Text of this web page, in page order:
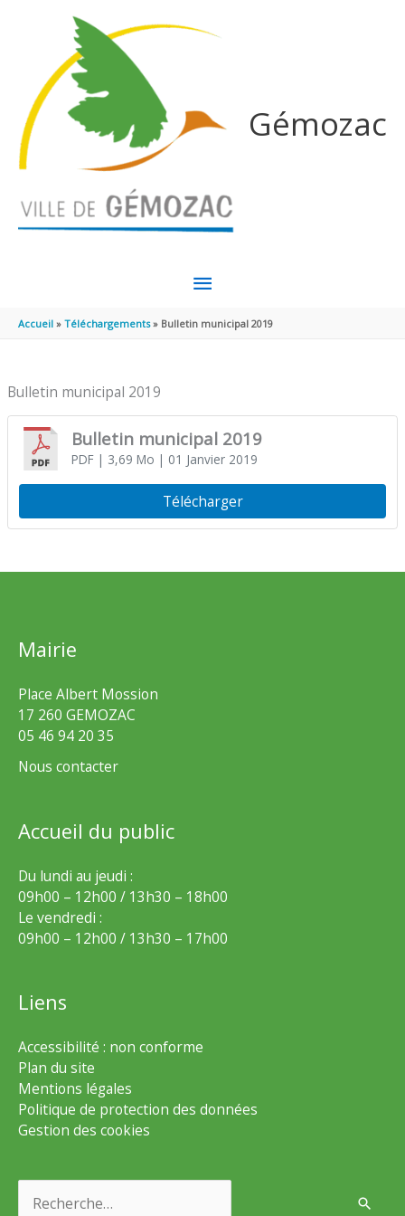
Gémozac
MENU
PRINCIPAL
Accueil Téléchargements Bulletin municipal 2019
Bulletin municipal 2019
Bulletin municipal 2019
PDF| 3,69 Mo | 01 Janvier 2019
Télécharger
Mairie
Place Albert Mossion
17 260 GEMOZAC
05 46 94 20 35
Nous contacter
Accueil du public
Du lundi au jeudi :
09h00 – 12h00 / 13h30 – 18h00
Le vendredi :
09h00 – 12h00 / 13h30 – 17h00
Liens
Accessibilité : non conforme
Plan du site
Mentions légales
Politique de protection des données
Gestion des cookies